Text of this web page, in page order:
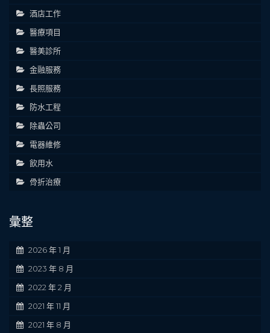
酒店工作
醫療項目
醫美診所
金融服務
長照服務
防水工程
除蟲公司
電器維修
飲用水
骨折治療
彙整
2026 年 1 月
2023 年 8 月
2022 年 2 月
2021 年 11 月
2021 年 8 月